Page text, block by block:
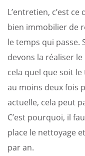
L’entretien, c’est
bien immobilier de
le temps qui passe.
devons la réaliser
cela quel que soit le
au moins deux fois
actuelle, cela peut
C’est pourquoi, il
place le nettoyage
par an.